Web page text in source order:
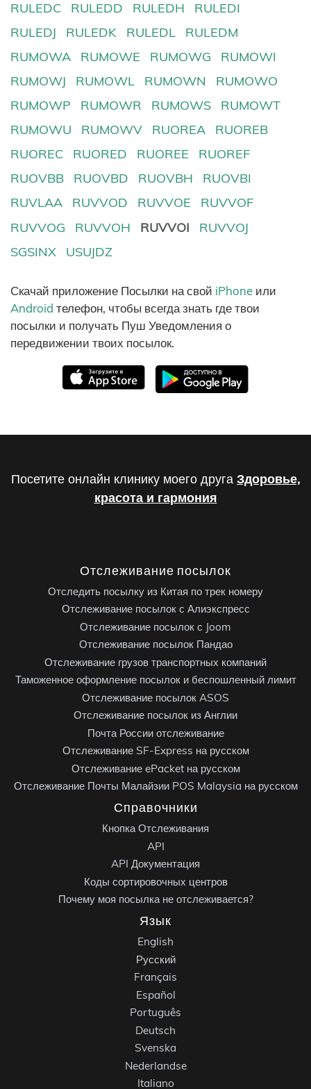
RULEDC
RULEDD RULEDH
RULEDI
RULEDJ
RULEDK RULEDL
RULEDM
RUMOWA
RUMOWE RUMOWG
RUMOWI
RUMOWJ
RUMOWL RUMOWN
RUMOWO
RUMOWP
RUMOWR RUMOWS
RUMOWT
RUMOWU
RUMOWV RUOREA
RUOREB
RUOREC
RUORED RUOREE
RUOREF
RUOVBB
RUOVBD RUOVBH
RUOVBI
RUVLAA
RUVVOD RUVVOE
RUVVOF
RUVVOG
RUVVOH RUVVOI
RUVVOJ
SGSINX
USUJDZ
Скачай приложение Посылки на свой iPhone или
Android телефон, чтобы всегда знать где твои
посылки и получать Пуш Уведомления о
передвижении твоих посылок.
Посетите онлайн клинику моего друга Здоровье,
красота и гармония
Отслеживание посылок
Отследить посылку из Китая по трек номеру
Отслеживание посылок с Алиэкспресс
Отслеживание посылок с Joom
Отслеживание посылок Пандао
Отслеживание грузов транспортных компаний
Таможенное оформление посылок и беспошленный лимит
Отслеживание посылок ASOS
Отслеживание посылок из Англии
Почта России отслеживание
Отслеживание SF-Express на русском
Отслеживание ePacket на русском
Отслеживание Почты Малайзии POS Malaysia на русском
Справочники
Кнопка Отслеживания
API
API Документация
Коды сортировочных центров
Почему моя посылка не отслеживается?
Язык
English
Русский
Français
Español
Português
Deutsch
Svenska
Nederlandse
Italiano